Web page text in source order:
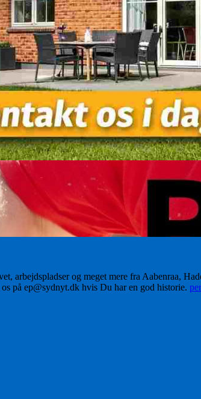
arbejdspladser og meget mere fra Aabenraa,
på ep@sydnyt.dk hvis Du har en god historie.